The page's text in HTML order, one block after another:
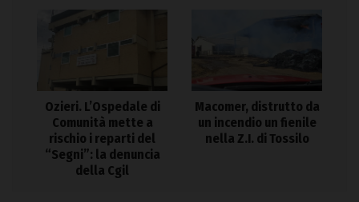
Ozieri. L’Ospedale di
Comunità mette a
rischio i reparti del
“Segni”: la denuncia
della Cgil
Macomer, distrutto da
un incendio un fienile
nella Z.I. di Tossilo